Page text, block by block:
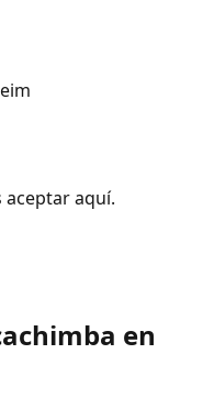
aceptar aquí.
en